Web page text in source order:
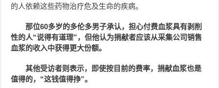
的人依赖这些药物治疗危及生命的疾病。
那位60多岁的多伦多男子承认，担心付费血浆具有剥削
性的人“说得有道理”，但他认为捐献者应该从采集公司销售
血浆的收入中获得更大份额。
其他受访者则表示，即使按目前的费率，捐献血浆也是
值得的，“这钱值得挣”。